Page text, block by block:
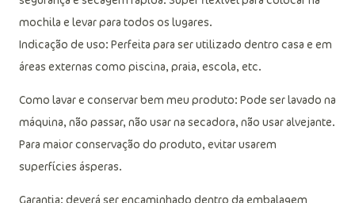
mochila e levar para todos os lugares.
Indicação de uso: Perfeita para ser utilizado dentro casa e em
áreas externas como piscina, praia, escola, etc.
Como lavar e conservar bem meu produto: Pode ser lavado na
máquina, não passar, não usar na secadora, não usar alvejante.
Para maior conservação do produto, evitar usarem
superfícies ásperas.
Garantia: deverá ser encaminhado dentro da embalagem